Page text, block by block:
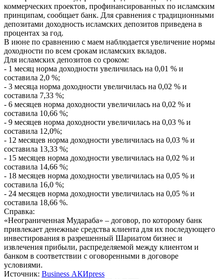
коммерческих проектов, профинансированных по исламским
принципам, сообщает банк. Для сравнения с традиционными
депозитами доходность исламских депозитов приведена в
процентах за год.
В июне по сравнению с маем наблюдается увеличение нормы
доходности по всем срокам исламских вкладов.
Для исламских депозитов со сроком:
- 1 месяц норма доходности увеличилась на 0,01 % и
составила 2,0 %;
- 3 месяца норма доходности увеличилась на 0,02 % и
составила 7,33 %;
- 6 месяцев норма доходности увеличилась на 0,02 % и
составила 10,66 %;
- 9 месяцев норма доходности увеличилась на 0,03 % и
составила 12,0%;
- 12 месяцев норма доходности увеличилась на 0,03 % и
составила 13,33 %;
- 15 месяцев норма доходности увеличилась на 0,02 % и
составила 14,66 %;
- 18 месяцев норма доходности увеличилась на 0,05 % и
составила 16,0 %;
- 24 месяцев норма доходности увеличилась на 0,05 % и
составила 18,66 %.
Справка:
«Неограниченная Мудараба» – договор, по которому банк
привлекает денежные средства клиента для их последующего
инвестирования в разрешенный Шариатом бизнес и
извлечения прибыли, распределяемой между клиентом и
банком в соответствии с оговоренными в договоре
условиями.
Источник: Business АКИpress